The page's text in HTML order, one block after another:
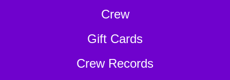
Crew
Gift Cards
Crew Records